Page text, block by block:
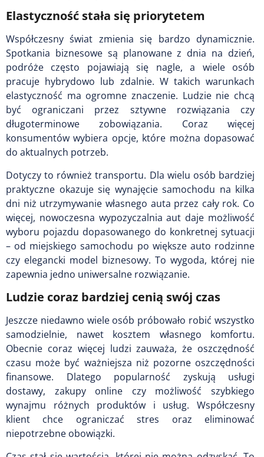
Elastyczność stała się priorytetem
Współczesny świat zmienia się bardzo dynamicznie.
Spotkania biznesowe są planowane z dnia na dzień,
podróże często pojawiają się nagle, a wiele osób
pracuje hybrydowo lub zdalnie. W takich warunkach
elastyczność ma ogromne znaczenie. Ludzie nie chcą
być ograniczani przez sztywne rozwiązania czy
długoterminowe zobowiązania. Coraz więcej
konsumentów wybiera opcje, które można dopasować
do aktualnych potrzeb.
Dotyczy to również transportu. Dla wielu osób bardziej
praktyczne okazuje się wynajęcie samochodu na kilka
dni niż utrzymywanie własnego auta przez cały rok. Co
więcej, nowoczesna wypozyczalnia aut daje możliwość
wyboru pojazdu dopasowanego do konkretnej sytuacji
– od miejskiego samochodu po większe auto rodzinne
czy elegancki model biznesowy. To wygoda, której nie
zapewnia jedno uniwersalne rozwiązanie.
Ludzie coraz bardziej cenią swój czas
Jeszcze niedawno wiele osób próbowało robić wszystko
samodzielnie, nawet kosztem własnego komfortu.
Obecnie coraz więcej ludzi zauważa, że oszczędność
czasu może być ważniejsza niż pozorne oszczędności
finansowe. Dlatego popularność zyskują usługi
dostawy, zakupy online czy możliwość szybkiego
wynajmu różnych produktów i usług. Współczesny
klient chce ograniczać stres oraz eliminować
niepotrzebne obowiązki.